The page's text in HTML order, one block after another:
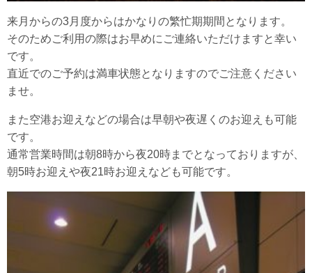
来月からの3月度からはかなりの繁忙期期間となります。
そのためご利用の際はお早めにご連絡いただけますと幸い
です。
直近でのご予約は満車状態となりますのでご注意ください
ませ。
また空港お迎えなどの場合は早朝や夜遅くのお迎えも可能
です。
通常営業時間は朝8時から夜20時までとなっておりますが、
朝5時お迎えや夜21時お迎えなども可能です。